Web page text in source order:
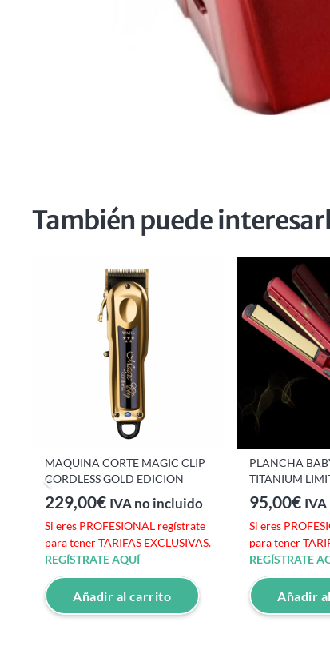
También puede
MAQUINA CORTE MAGIC CLIP
CORDLESS GOLD EDICION
229,00€ IVA no incluido
Si eres PROFESIONAL regístrate
para tener TARIFAS EXCLUSIVAS.
REGÍSTRATE AQUÍ
Añadir al carrito
PLANCHA
TITANIUM
95,00€
Si eres
para tener
REGÍSTRATE
Añadir